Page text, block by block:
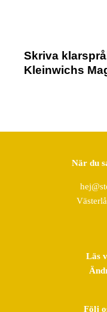
Skriva
Kleinwichs
När du
Läs
Följ